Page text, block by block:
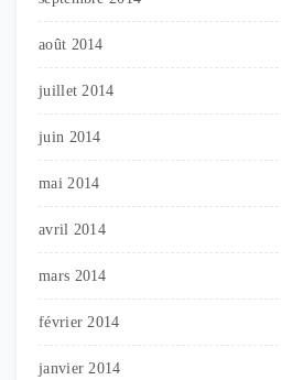
août 2014
juillet 2014
juin 2014
mai 2014
avril 2014
mars 2014
février 2014
janvier 2014